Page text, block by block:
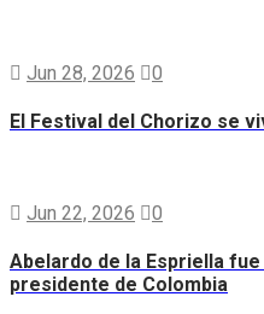
Jun 28, 2026 0
El Festival del Chorizo se
Jun 22, 2026 0
Abelardo de la Espriella
presidente de Colombia